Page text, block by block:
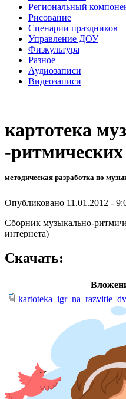
Региональный
Рисование
Сценарии праздников
Управление ДОУ
Физкультура
Разное
Аудиозаписи
Видеозаписи
картотека
-
методическая разработка по
Опубликовано 11.01.2012 -
Сборник музыкально-
интернета)
Скачать: